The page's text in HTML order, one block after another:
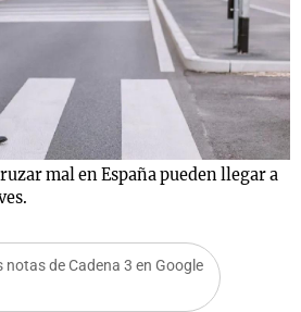
mal en España pueden llegar a
notas de Cadena 3 en Google